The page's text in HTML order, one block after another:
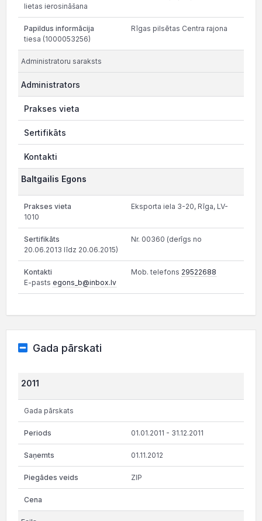
lietas ierosināšana
Rīgas pilsētas Centra rajona
tiesa (1000053256)
Administratoru saraksts
Administrators
Prakses vieta
Sertifikāts
Kontakti
Baltgailis Egons
Eksporta iela 3-20, Rīga, LV-
1010
Nr. 00360 (derīgs no
20.06.2013 līdz 20.06.2015)
Mob. telefons 29522688
E-pasts egons_b@inbox.lv
Gada pārskati
2011
Gada pārskats
01.01.2011 - 31.12.2011
01.11.2012
ZIP